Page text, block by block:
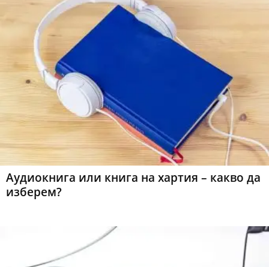
Аудиокнига или книга на хартия – какво да
изберем?